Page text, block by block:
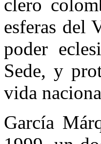
clero
esferas del
poder
Sede, y
vida
García